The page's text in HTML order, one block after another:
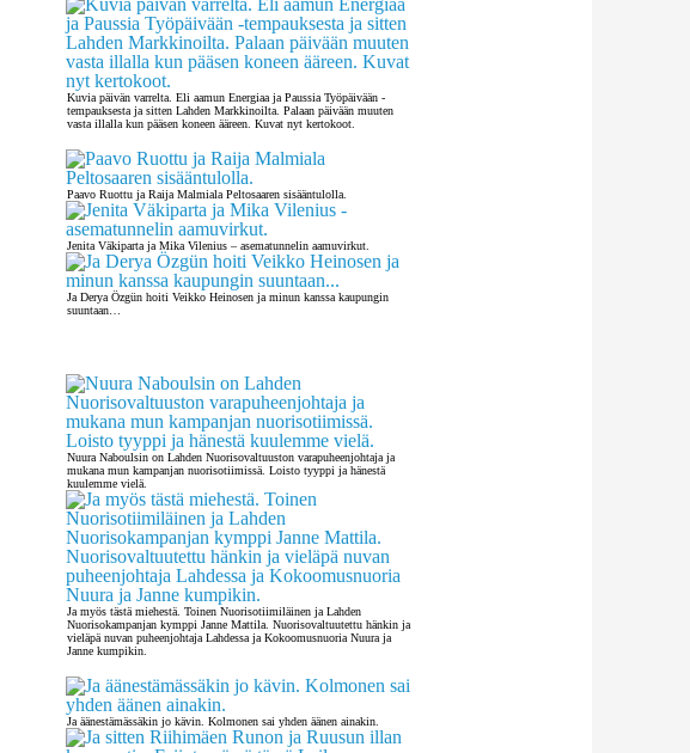
Kuvia päivän varrelta. Eli aamun Energiaa ja Paussia Työpäivään -
tempauksesta ja sitten Lahden Markkinoilta. Palaan päivään muuten
vasta illalla kun pääsen koneen ääreen. Kuvat nyt kertokoot.
Paavo Ruottu ja Raija Malmiala Peltosaaren sisääntulolla.
Jenita Väkiparta ja Mika Vilenius – asematunnelin aamuvirkut.
Ja Derya Özgün hoiti Veikko Heinosen ja minun kanssa kaupungin
suuntaan…
Nuura Naboulsin on Lahden Nuorisovaltuuston varapuheenjohtaja ja
mukana mun kampanjan nuorisotiimissä. Loisto tyyppi ja hänestä
kuulemme vielä.
Ja myös tästä miehestä. Toinen Nuorisotiimiläinen ja Lahden
Nuorisokampanjan kymppi Janne Mattila. Nuorisovaltuutettu hänkin ja
vieläpä nuvan puheenjohtaja Lahdessa ja Kokoomusnuoria Nuura ja
Janne kumpikin.
Ja äänestämässäkin jo kävin. Kolmonen sai yhden äänen ainakin.